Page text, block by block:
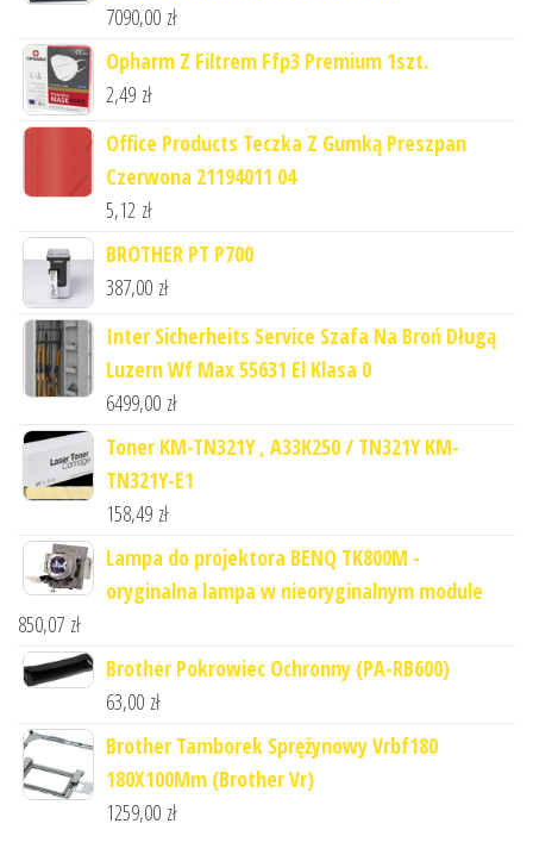
7090,00 zł
Opharm Z Filtrem Ffp3 Premium 1szt.
2,49 zł
Office Products Teczka Z Gumką Preszpan
Czerwona 21194011 04
5,12 zł
BROTHER PT P700
387,00 zł
Inter Sicherheits Service Szafa Na Broń Długą
Luzern Wf Max 55631 El Klasa 0
6499,00 zł
Toner KM-TN321Y , A33K250 / TN321Y KM-
TN321Y-E1
158,49 zł
Lampa do projektora BENQ TK800M -
oryginalna lampa w nieoryginalnym module
850,07 zł
Brother Pokrowiec Ochronny (PA-RB600)
63,00 zł
Brother Tamborek Sprężynowy Vrbf180
180X100Mm (Brother Vr)
1259,00 zł